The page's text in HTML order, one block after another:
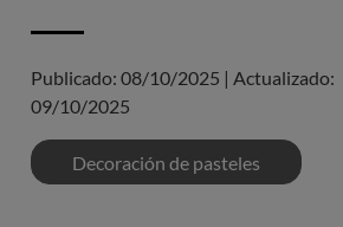
Publicado: 08/10/2025 | Actualizado:
09/10/2025
Decoración de pasteles